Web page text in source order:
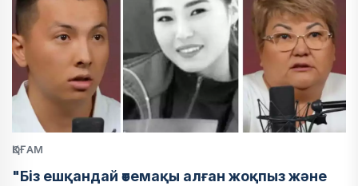
ҚОҒАМ
"Біз ешқандай өтемақы алған жоқпыз және